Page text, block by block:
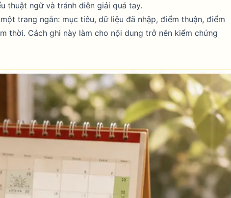
thuật ngữ và tránh diễn giải quá tay.
trang ngắn: mục tiêu, dữ liệu đã nhập, điểm thuận, điểm
thời. Cách ghi này làm cho nội dung trở nên kiểm chứng